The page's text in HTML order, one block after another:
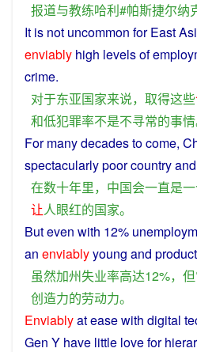
报道与教练哈利#帕斯捷尔纳
It is not uncommon for East
enviably high levelsof
crime.
对于东亚国家来说， 取得这些
和低犯罪率不是不寻常的事情
For manydecadesto come,
spectacularlypoorcountryand
在数十年里， 中国会一直是
让人眼红的国家。
Buteven with 12%
an enviablyyoung and
虽然加州失业率高达12%， 但
创造力的劳动力。
Enviablyateasewith digital
Gen Y have little lovefor